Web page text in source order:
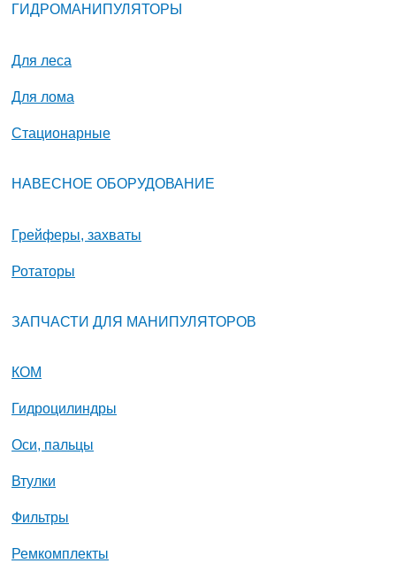
ГИДРОМАНИПУЛЯТОРЫ
Для леса
Для лома
Стационарные
НАВЕСНОЕ ОБОРУДОВАНИЕ
Грейферы, захваты
Ротаторы
ЗАПЧАСТИ ДЛЯ МАНИПУЛЯТОРОВ
КОМ
Гидроцилиндры
Оси, пальцы
Втулки
Фильтры
Ремкомплекты